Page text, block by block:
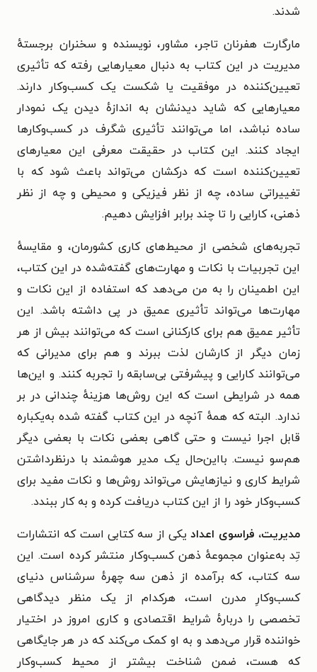
شدند.
مارگارت هفرنان تاجر، مشاور، نویسنده و سخنران برجستهٔ
مدیریت در این کتاب به دنبال معیارهایی رفته که تأثیری
تعیین‌کننده در موفقیت یا شکست یک کسب‌وکار دارند.
معیارهایی که شاید دیدنشان به اندازهٔ دیدن یک نمودار
ساده نباشد، اما می‌توانند تأثیری شگرف در کسب‌وکارها
ایجاد کنند. این کتاب در حقیقت معرفی این معیارهای
تعیین‌کننده است که درکشان می‌تواند باعث شود که با
تغییراتی ساده، چه از نظر فیزیکی و محیطی و چه از نظر
ذهنی، کارایی را تا چند برابر افزایش دهیم.
تجربه‌های شخصی از محیط‌های کاری کشورمان، و مقایسهٔ
این تجربیات با نکات و مهارت‌های گفته‌شده در این کتاب،
این اطمینان را به من می‌دهد که استفاده از این نکات و
مهارت‌ها می‌تواند تأثیری عمیق در پی داشته باشد. این
تأثیر عمیق هم برای کارکنانی است که می‌توانند بیش از هر
زمان دیگر از کارشان لذت ببرند و هم برای مدیرانی که
می‌توانند کارایی و پیشرفتی بی‌سابقه را تجربه کنند. و این‌ها
همه در شرایطی است که این روش‌ها هزینهٔ چندانی در بر
ندارد. البته که همهٔ آنچه در این کتاب گفته شده به‌یکباره
قابل اجرا نیست و حتی گاهی بعضی نکات با بعضی دیگر
هم‌سو نیست. بااین‌حال یک مدیر هوشمند با درنظرداشتن
شرایط کاری و نیازهایش می‌تواند روش‌ها و نکات مفید برای
کسب‌وکار خود را از این کتاب دریافت کرده و به کار ببندد.
مدیریت، فراسوی اعدادیکی از سه کتابی است که انتشارات
تِد به‌عنوان مجموعهٔ ذهن کسب‌وکار منتشر کرده است. این
سه کتاب، که برآمده از ذهن سه چهرهٔ سرشناس دنیای
کسب‌وکارِ مدرن است، هرکدام از یک منظر دیدگاهی
تخصصی را دربارهٔ شرایط اقتصادی و کاری امروز در اختیار
خواننده قرار می‌دهد و به او کمک می‌کند که در هر جایگاهی
که هست، ضمن شناخت بیشتر از محیط کسب‌وکار